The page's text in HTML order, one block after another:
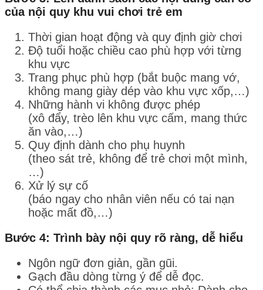
của nội quy khu vui chơi trẻ em
Thời gian hoạt động và quy định giờ chơi
Độ tuổi hoặc chiều cao phù hợp với từng
khu vực
Trang phục phù hợp (bắt buộc mang vớ,
không mang giày dép vào khu vực xốp,…)
Những hành vi không được phép
(xô đẩy, trèo lên khu vực cấm, mang thức
ăn vào,…)
Quy định dành cho phụ huynh
(theo sát trẻ, không để trẻ chơi một mình,
…)
Xử lý sự cố
(báo ngay cho nhân viên nếu có tai nạn
hoặc mất đồ,…)
Bước 4: Trình bày nội quy rõ ràng, dễ hiểu
Ngôn ngữ đơn giản, gần gũi.
Gạch đầu dòng từng ý để dễ đọc.